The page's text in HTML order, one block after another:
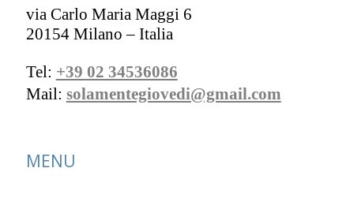
via Carlo Maria Maggi 6
20154 Milano – Italia
Tel: +39 02 34536086
Mail: solamentegiovedi@gmail.com
MENU